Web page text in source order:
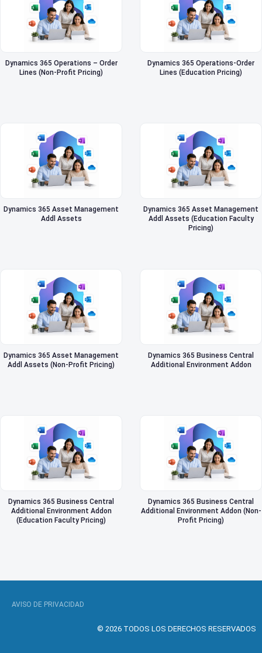
Dynamics 365 Operations – Order
Lines (Non-Profit Pricing)
Dynamics 365 Operations-Order
Lines (Education Pricing)
Dynamics 365 Asset Management
Addl Assets
Dynamics 365 Asset Management
Addl Assets (Education Faculty
Pricing)
Dynamics 365 Asset Management
Addl Assets (Non-Profit Pricing)
Dynamics 365 Business Central
Additional Environment Addon
Dynamics 365 Business Central
Additional Environment Addon
(Education Faculty Pricing)
Dynamics 365 Business Central
Additional Environment Addon (Non-
Profit Pricing)
AVISO DE PRIVACIDAD
© 2026 TODOS LOS DERECHOS RESERVADOS